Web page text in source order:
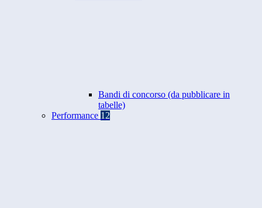
Bandi di concorso (da pubblicare in
tabelle)
Performance 12